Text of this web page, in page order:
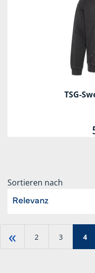
TSG-
Sortieren nach
Relevanz
« 2 3 4